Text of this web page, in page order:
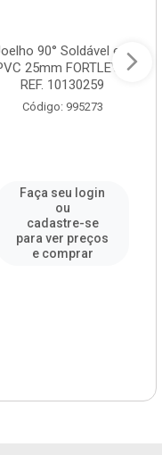
90° Soldável em
25mm FORTLEV /
REF. 10130259
Código: 995273
Faça seu login
ou
cadastre-se
para ver preços
e comprar